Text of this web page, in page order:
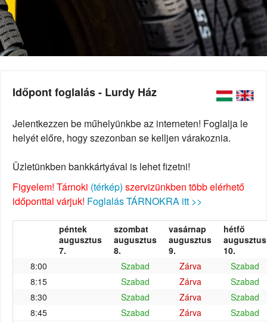
Időpont foglalás - Lurdy Ház
Jelentkezzen be műhelyünkbe az interneten! Foglalja le
helyét előre, hogy szezonban se kelljen várakoznia.
Üzletünkben bankkártyával is lehet fizetni!
Figyelem! Tárnoki (térkép) szervizünkben több elérhető
időponttal várjuk! Foglalás TÁRNOKRA itt >>
péntek
augusztus
7.
szombat
augusztus
8.
vasárnap
augusztus
9.
hétfő
augusztus
10.
8:00
Szabad Zárva
Szabad
8:15
Szabad Zárva
Szabad
8:30
Szabad Zárva
Szabad
8:45
Szabad Zárva
Szabad